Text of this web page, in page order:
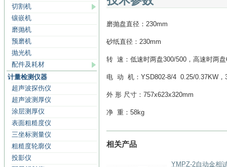
切割机
镶嵌机
磨抛机
预磨机
抛光机
配件及耗材
计量检测仪器
超声波探伤仪
超声波测厚仪
涂层测厚仪
表面粗糙度仪
三坐标测量仪
粗糙度轮廓仪
投影仪
磨抛盘直径：230mm
砂纸直径：230mm
转 速：低速时两盘300/500，高速时两盘
电 动 机：YSD802-8/4 0.25/0.37KW，
外 形 尺寸：757x623x320mm
净 重：58kg
相关产品
YMPZ-2自动金相